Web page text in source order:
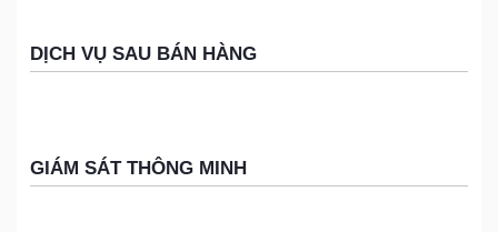
DỊCH VỤ SAU BÁN HÀNG
GIÁM SÁT THÔNG MINH